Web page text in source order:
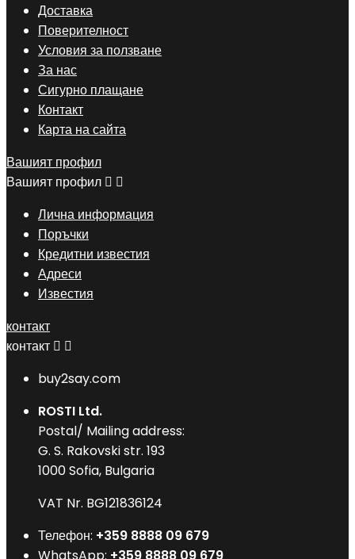
Доставка
Поверителност
Условия за ползване
За нас
Сигурно плащане
Контакт
Карта на сайта
Вашият профил
Вашият профил  
Лична информация
Поръчки
Кредитни известия
Адреси
Известия
контакт
контакт  
buy2say.com
ROSTI Ltd.
Postal/ Mailing address:
G. S. Rakovski str. 193
1000 Sofia, Bulgaria
VAT Nr. BG121836124
Телефон: +359 8888 09 679